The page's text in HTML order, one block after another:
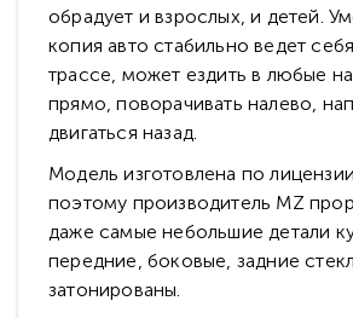
обрадует и взрослых, и детей.
копия авто стабильно ведет
трассе, может ездить в любые
прямо, поворачивать налево,
двигаться назад.
Модель изготовлена по
поэтому производитель MZ
даже самые небольшие детали
передние, боковые, задние
затонированы.